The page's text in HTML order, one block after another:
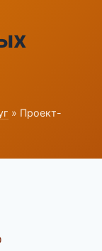
» Проект-